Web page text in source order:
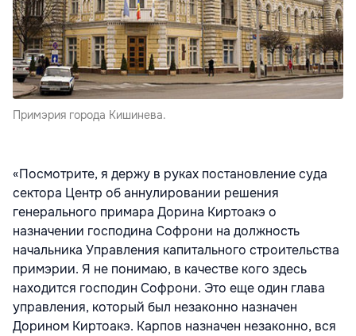
Примэрия города Кишинева.
«Посмотрите, я держу в руках постановление суда
сектора Центр об аннулировании решения
генерального примара Дорина Киртоакэ о
назначении господина Софрони на должность
начальника Управления капитального строительства
примэрии. Я не понимаю, в качестве кого здесь
находится господин Софрони. Это еще один глава
управления, который был незаконно назначен
Дорином Киртоакэ. Карпов назначен незаконно, вся